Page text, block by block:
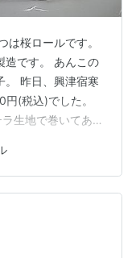
は桜ロールです。
造です。 あんこの
。 昨日、興津宿寒
(税込)でした。
生地で巻いてあり
。